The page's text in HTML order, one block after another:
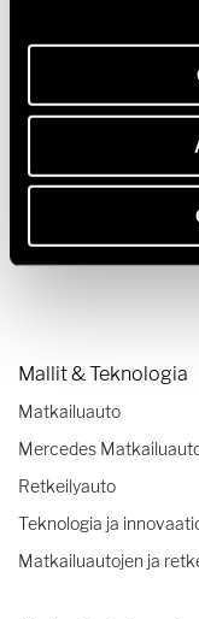
erforderlich sind.
Istuinsuojus
2015-2020,
Mallit & Teknologia
Matkailuauto
Mercedes
Retkeilyauto
Teknologia ja
Matkailuautojen ja